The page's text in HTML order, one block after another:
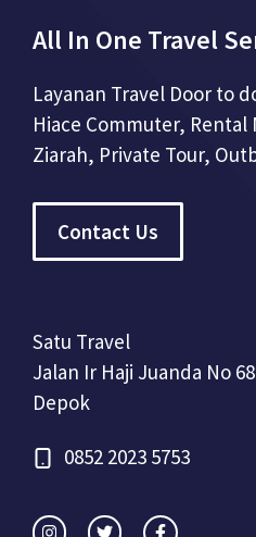
All In One Travel
Layanan Travel Door to
Hiace Commuter,
Ziarah, Private Tour,
Contact Us
Satu Travel
Jalan Ir Haji Juanda No
Depok
0852 2023 5753